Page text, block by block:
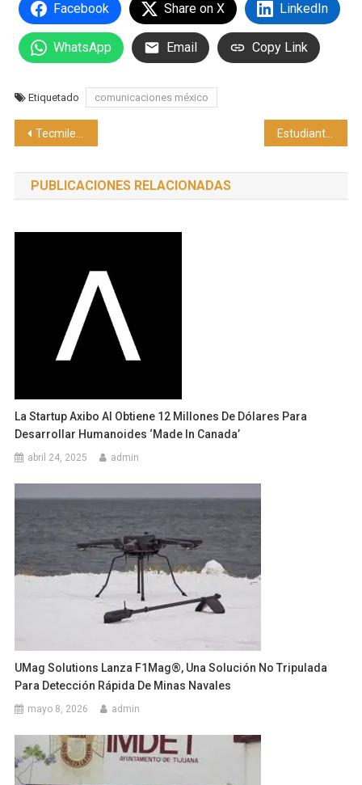
Facebook Share on X LinkedIn
WhatsApp Email Copy Link
Etiquetado comunicaciones méxico
Navegación
de
entradas
Tecmilenio y BBVA México dejan huella al impulsar a una generación de jóvenes con educación financiera
PUBLICACIONES RELACIONADAS
La Startup Axibo AI Obtiene 12 Millones De Dólares Para
Desarrollar Humanoides ‘made In Canada’
abril 24, 2025 admin
UMag Solutions Lanza F1Mag®, Una Solución No Tripulada
Para Detección Rápida De Minas Navales
mayo 8, 2026 admin